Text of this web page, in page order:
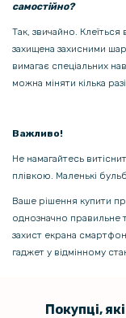
самостійно?
Так, звичайно.
захищена захисними
вимагає спеціальних
можна міняти кілька
Важливо!
Не намагайтесь
плівкою. Маленькі
Ваше рішення купити
однозначно правильне
захист екрана
гаджет у відмінному
Покупці,